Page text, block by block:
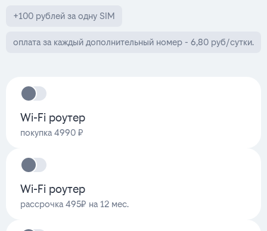
+100 рублей за одну SIM
оплата за каждый дополнительный номер - 6,80 руб/сутки.
Wi-Fi роутер
покупка 4990 ₽
Wi-Fi роутер
рассрочка 495₽ на 12 мес.